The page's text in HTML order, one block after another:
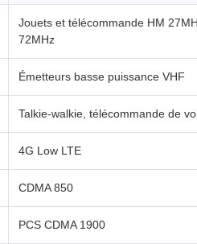
Jouets et télécommande HM
72MHz
Émetteurs basse puissance VHF
Talkie-walkie, télécommande de
4G Low LTE
CDMA 850
PCS CDMA 1900